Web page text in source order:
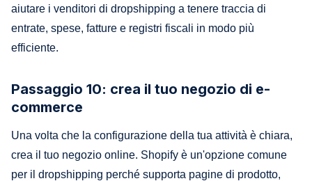
aiutare i venditori di dropshipping a tenere traccia di
entrate, spese, fatture e registri fiscali in modo più
efficiente.
Passaggio 10: crea il tuo negozio di e-
commerce
Una volta che la configurazione della tua attività è chiara,
crea il tuo negozio online. Shopify è un'opzione comune
per il dropshipping perché supporta pagine di prodotto,